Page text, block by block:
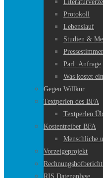
Protokoll
Lebenslauf
Studien &
Parl. Anfrage
Was kostet
Gegen Willkür
Textperlen des BFA
Textperlen
Kostentreiber BFA
Menschliche
Vorzeigeprojekt
RIS Datenanlyse